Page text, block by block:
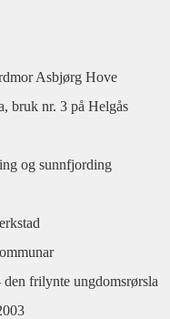
Asbjørg Hove
bruk nr. 3 på Helgås
og sunnfjording
frilynte ungdomsrørsla